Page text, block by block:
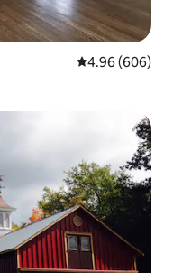
Calificación
4.96 (606)